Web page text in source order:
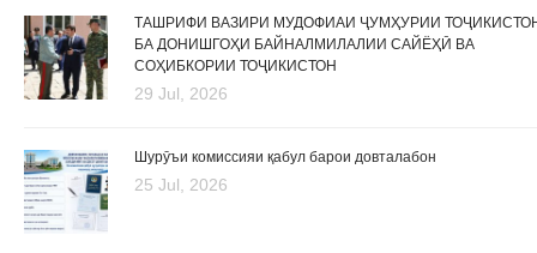
ТАШРИФИ ВАЗИРИ МУДОФИАИ ҶУМҲУРИИ
БА ДОНИШГОҲИ БАЙНАЛМИЛАЛИИ САЙЁҲӢ ВА
СОҲИБКОРИИ ТОҶИКИСТОН
29 Jul, 2026
Шурӯъи комиссияи қабул барои довталабон
25 Jul, 2026